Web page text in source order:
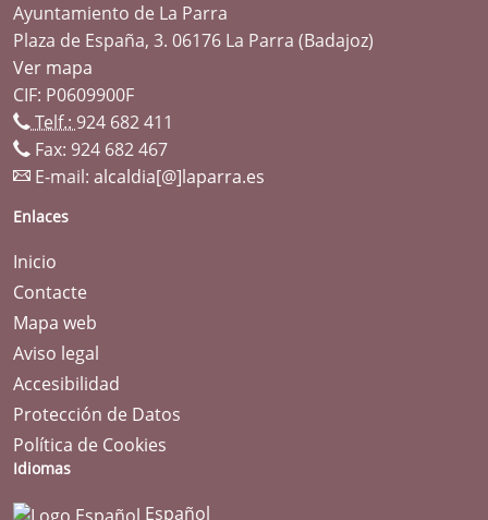
Ayuntamiento de La Parra
Plaza de España, 3. 06176 La Parra (Badajoz)
Ver mapa
CIF: P0609900F
Telf.: 924 682 411
Fax: 924 682 467
E-mail: alcaldia[@]laparra.es
Enlaces
Inicio
Contacte
Mapa web
Aviso legal
Accesibilidad
Protección de Datos
Política de Cookies
Idiomas
Español